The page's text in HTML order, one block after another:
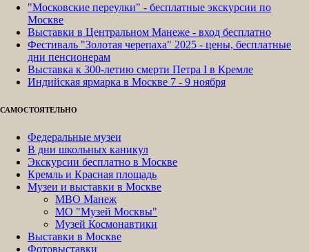
"Московские переулки" - бесплатные экскурсии по
Москве
Выставки в Центральном Манеже - вход бесплатно
Фестиваль "Золотая черепаха" 2025 - цены, бесплатные
дни пенсионерам
Выставка к 300-летию смерти Петра I в Кремле
Индийская ярмарка в Москве 7 - 9 ноября
САМОСТОЯТЕЛЬНО
Федеральные музеи
В дни школьных каникул
Экскурсии бесплатно в Москве
Кремль и Красная площадь
Музеи и выставки в Москве
МВО Манеж
МО "Музей Москвы"
Музей Космонавтики
Выставки в Москве
Фотовыставки